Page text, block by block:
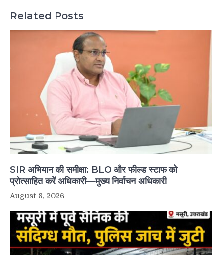
Related Posts
SIR अभियान की समीक्षा: BLO और फील्ड स्टाफ को
प्रोत्साहित करें अधिकारी—मुख्य निर्वाचन अधिकारी
August 8, 2026